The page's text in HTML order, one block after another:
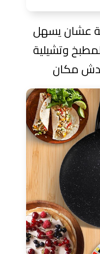
عشان يسهل
وتشيلية
مكان